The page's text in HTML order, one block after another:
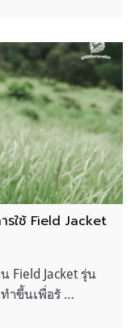
รใช้ Field Jacket
Field Jacket รุ่น
ำขึ้นเพื่อรั …